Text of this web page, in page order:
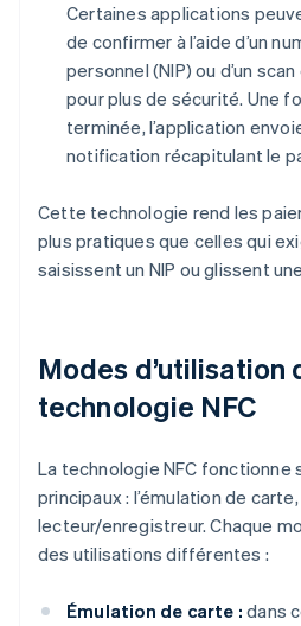
Certaines applications
de confirmer à l’aide d’un
personnel (NIP) ou d’un
pour plus de sécurité. Une
terminée, l’application
notification récapitulant le
Cette technologie rend les
plus pratiques que celles qui
saisissent un NIP ou glissent
Modes d’utilisation
technologie NFC
La technologie NFC fonctionne
principaux : l’émulation de
lecteur/enregistreur. Chaque
des utilisations différentes :
Émulation de carte : dans